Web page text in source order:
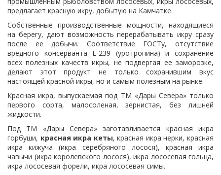
предлагает красную икру, добытую на Камчатке.
Собственные производственные мощности, находящиеся
на берегу, дают возможность перерабатывать икру сразу
после ее добычи. Соответствие ГОСТу, отсутствие
вредного консерванта Е-239 (уротропина) и сохранение
всех полезных качеств икры, не подвергая ее заморозке,
делают этот продукт не только сохранившим вкус
настоящей красной икры, но и самым полезным на рынке.
Красная икра, выпускаемая под ТМ «Дары Севера» только
первого сорта, малосоленая, зернистая, без лишней
жидкости.
Под ТМ «Дары Севера» заготавливается красная икра
горбуши, красная икра кеты, красная икра нерки, красная
икра кижуча (икра серебряного лосося), красная икра
чавычи (икра королевского лосося), икра лососевая гольца,
икра лососевая форели, икра лососевая симы.